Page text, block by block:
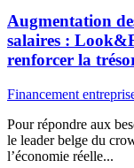
Augmentation
salaires :
renforcer la
Financement
Pour répondre aux
le leader belge du
l’économie réelle...